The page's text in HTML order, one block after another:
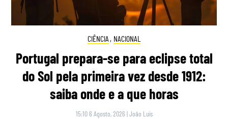
CIÊNCIA , NACIONAL
Portugal prepara-se para eclipse total
do Sol pela primeira vez desde 1912:
saiba onde e a que horas
15:10 6 Agosto, 2026 |João Luís